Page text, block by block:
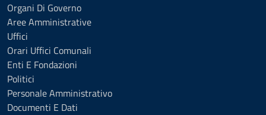
Organi Di Governo
Aree Amministrative
Uffici
Orari Uffici Comunali
Enti E Fondazioni
Politici
Personale Amministrativo
Documenti E Dati